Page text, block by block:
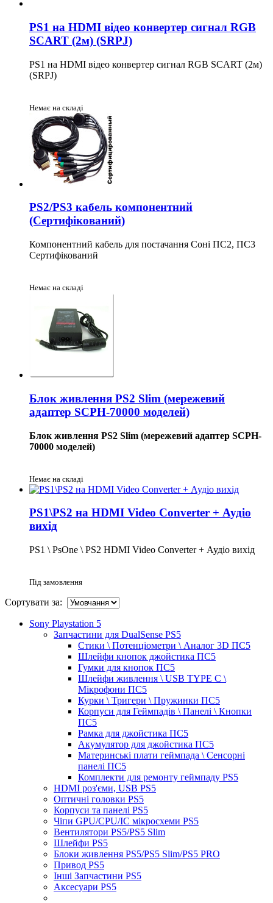
PS1 на HDMI відео конвертер сигнал RGB
SCART (2м) (SRPJ)
PS1 на HDMI відео конвертер сигнал RGB SCART (2м)
(SRPJ)
Немає на складі
PS2/PS3 кабель компонентний
(Сертифікований)
Компонентний кабель для постачання Соні ПС2, ПС3
Сертифікований
Немає на складі
Блок живлення PS2 Slim (мережевий
адаптер SCPH-70000 моделей)
Блок живлення PS2 Slim (мережевий адаптер SCPH-
70000 моделей)
Немає на складі
PS1\PS2 на HDMI Video Converter + Аудіо
вихід
PS1 \ PsOne \ PS2 HDMI Video Converter + Аудіо вихід
Під замовлення
Сортувати за:
Sony Playstation 5
Запчастини для DualSense PS5
Стики \ Потенціометри \ Аналог 3D ПС5
Шлейфи кнопок джойстика ПС5
Гумки для кнопок ПС5
Шлейфи живлення \ USB TYPE C \
Мікрофони ПС5
Курки \ Тригери \ Пружинки ПС5
Корпуси для Геймпадів \ Панелі \ Кнопки
ПС5
Рамка для джойстика ПС5
Акумулятор для джойстика ПС5
Материнські плати геймпада \ Сенсорні
панелі ПС5
Комплекти для ремонту геймпаду PS5
HDMI роз'єми, USB PS5
Оптичні головки PS5
Корпуси та панелі PS5
Чіпи GPU/CPU/IC мікросхеми PS5
Вентилятори PS5/PS5 Slim
Шлейфи PS5
Блоки живлення PS5/PS5 Slim/PS5 PRO
Привод PS5
Інші Запчастини PS5
Аксесуари PS5